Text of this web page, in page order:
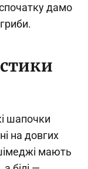
дамо
шапочки
на довгих
мають